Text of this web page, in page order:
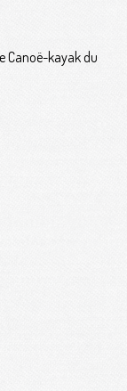
Canoë-kayak du